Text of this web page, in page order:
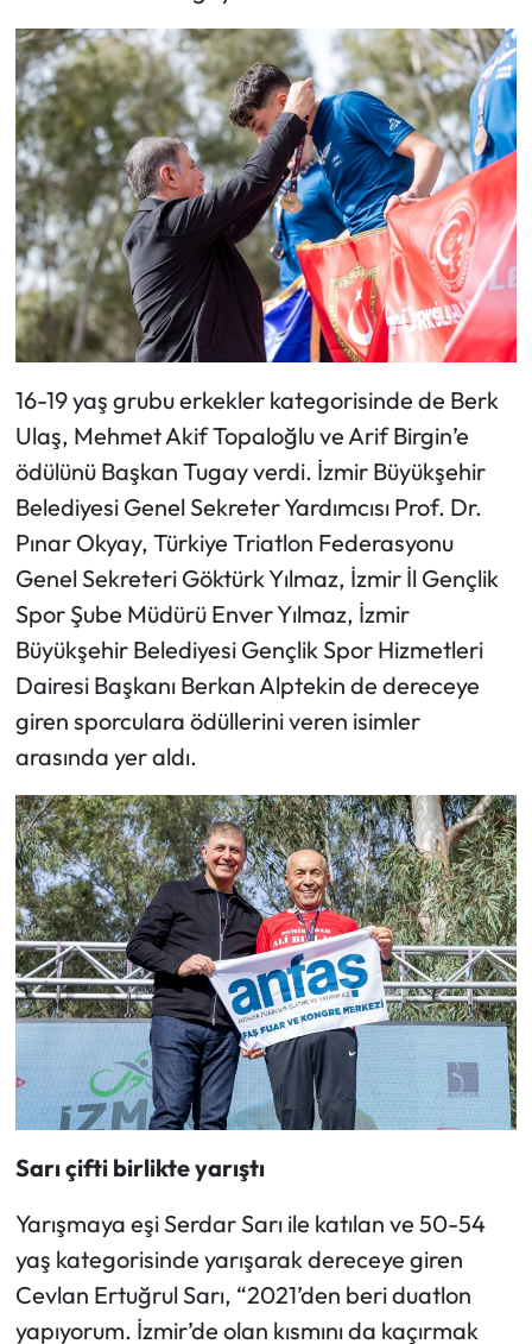
16-19 yaş grubu erkekler kategorisinde de Berk
Ulaş, Mehmet Akif Topaloğlu ve Arif Birgin’e
ödülünü Başkan Tugay verdi. İzmir Büyükşehir
Belediyesi Genel Sekreter Yardımcısı Prof. Dr.
Pınar Okyay, Türkiye Triatlon Federasyonu
Genel Sekreteri Göktürk Yılmaz, İzmir İl Gençlik
Spor Şube Müdürü Enver Yılmaz, İzmir
Büyükşehir Belediyesi Gençlik Spor Hizmetleri
Dairesi Başkanı Berkan Alptekin de dereceye
giren sporculara ödüllerini veren isimler
arasında yer aldı.
Sarı çifti birlikte yarıştı
Yarışmaya eşi Serdar Sarı ile katılan ve 50-54
yaş kategorisinde yarışarak dereceye giren
Cevlan Ertuğrul Sarı, “2021’den beri duatlon
yapıyorum. İzmir’de olan kısmını da kaçırmak